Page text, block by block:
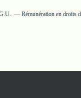
Rémunération en droits